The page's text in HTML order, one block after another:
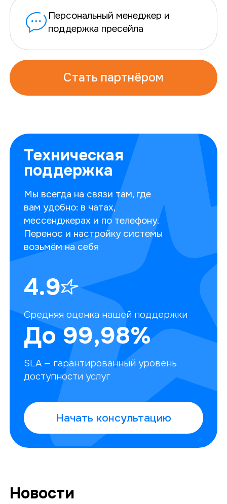
Персональный менеджер и
поддержка пресейла
Стать партнёром
Техническая
поддержка
Мы всегда на связи там, где
вам удобно: в чатах,
мессенджерах и по телефону.
Перенос и настройку системы
возьмём на себя
4.9
Средняя оценка нашей поддержки
До 99,98%
SLA — гарантированный уровень
доступности услуг
Начать консультацию
Новости